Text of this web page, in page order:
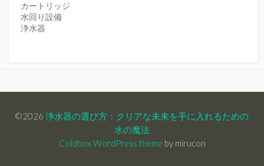
カートリッジ
水回り設備
浄水器
©2026 浄水器の選び方：クリアな未来を手に入れるための
水の魔法
Coldbox WordPress theme by mirucon